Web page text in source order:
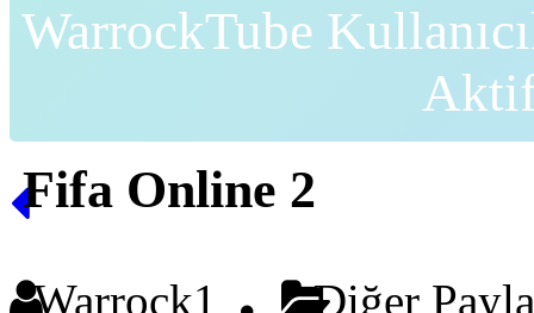
WarrockTube
Fifa Online 2
Warrock1
Diğer